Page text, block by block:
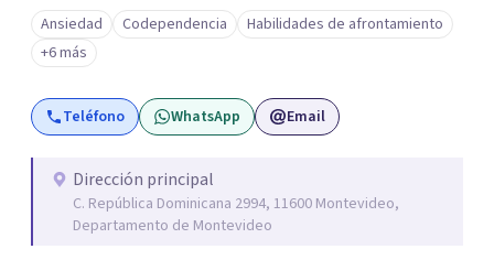
Ansiedad Codependencia
Habilidades de afrontamiento
+6 más
Teléfono WhatsApp Email
Dirección principal
C. República Dominicana 2994, 11600 Montevideo,
Departamento de Montevideo